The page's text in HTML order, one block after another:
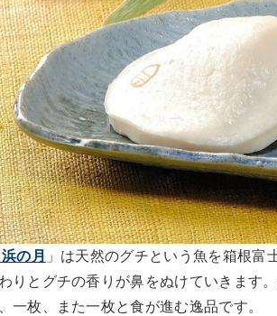
の月 」は天然のグチという魚を箱根
りとグチの香りが鼻をぬけていきます
一枚、また一枚と食が進む逸品です。